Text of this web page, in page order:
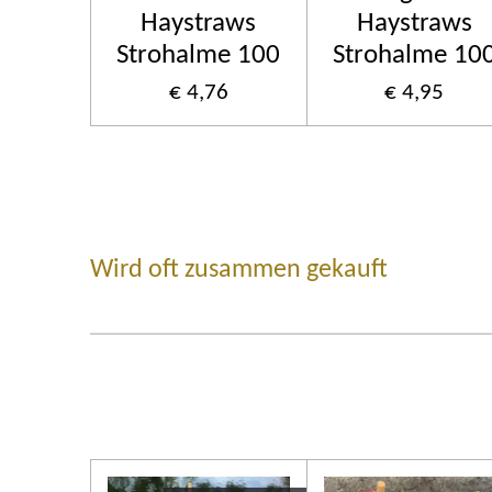
Haystraws
Strohalme 100
€ 4,76
Haystraws
Strohalme
€ 4,95
Wird oft zusammen gekauft